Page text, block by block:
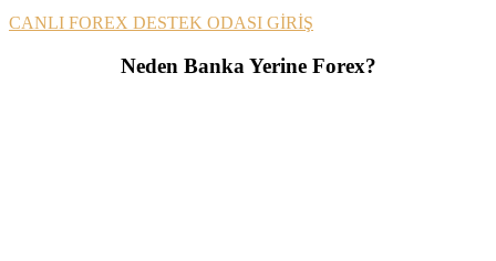
CANLI FOREX DESTEK ODASI GİRİŞ
Neden Banka Yerine Forex?